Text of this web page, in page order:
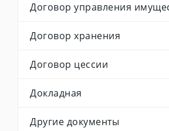
Договор управления
Договор хранения
Договор цессии
Докладная
Другие документы